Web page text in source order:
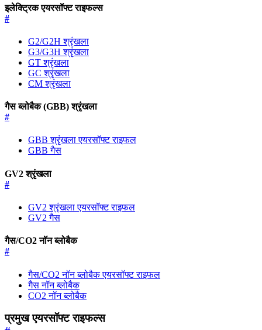
इलेक्ट्रिक एयरसॉफ्ट राइफल्स
#
G2/G2H श्रृंखला
G3/G3H श्रृंखला
GT श्रृंखला
GC श्रृंखला
CM श्रृंखला
गैस ब्लोबैक (GBB) श्रृंखला
#
GBB श्रृंखला एयरसॉफ्ट राइफल
GBB गैस
GV2 श्रृंखला
#
GV2 श्रृंखला एयरसॉफ्ट राइफल
GV2 गैस
गैस/CO2 नॉन ब्लोबैक
#
गैस/CO2 नॉन ब्लोबैक एयरसॉफ्ट राइफल
गैस नॉन ब्लोबैक
CO2 नॉन ब्लोबैक
प्रमुख एयरसॉफ्ट राइफल्स